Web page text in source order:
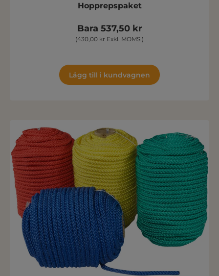
Hopprepspaket
Bara 537,50 kr
(430,00 kr Exkl. MOMS )
Lägg till i kundvagnen